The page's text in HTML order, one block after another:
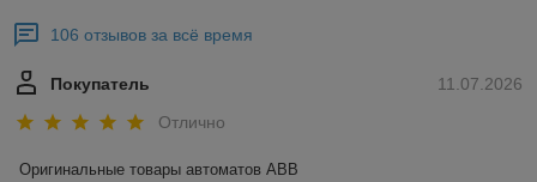
106 отзывов за всё время
11.07.2026
Покупатель
Отлично
Оригинальные товары автоматов ABB